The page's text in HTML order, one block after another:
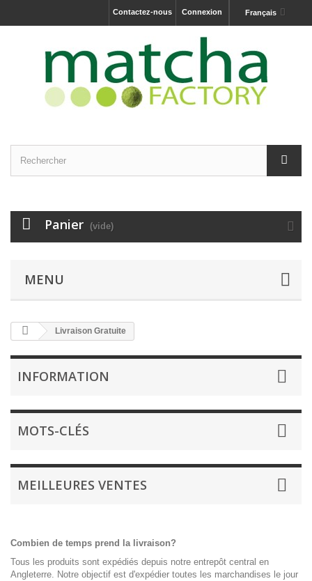
Français
Connexion
Contactez-nous
Panier (vide)
MENU
Livraison Gratuite
INFORMATION
MOTS-CLÉS
MEILLEURES VENTES
Combien de temps prend la livraison?
Tous les produits sont expédiés depuis notre entrepôt central en
Angleterre. Notre objectif est d'expédier toutes les marchandises le jour